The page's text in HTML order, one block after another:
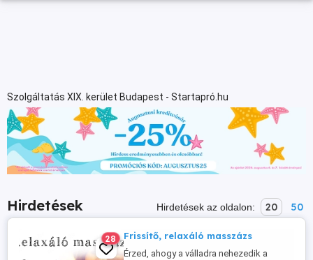
Szolgáltatás XIX. kerület Budapest - Startapró.hu
Hirdetések Hirdetések az oldalon: 20 50
28 Frissítő, relaxáló masszázs
Érzed, ahogy a válladra nehezedik a